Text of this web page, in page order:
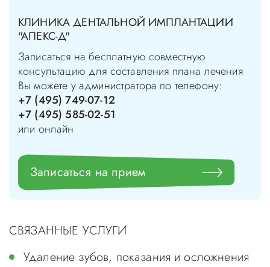
КЛИНИКА ДЕНТАЛЬНОЙ ИМПЛАНТАЦИИ
"АПЕКС-Д"
Записаться на бесплатную совместную
консультацию для составления плана лечения
Вы можете у администратора по телефону:
+7 (495) 749-07-12
+7 (495) 585-02-51
или онлайн
Записаться на прием
СВЯЗАННЫЕ УСЛУГИ
Удаление зубов, показания и осложнения